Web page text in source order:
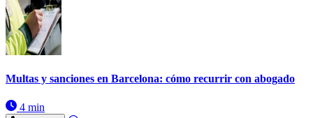
Multas y sanciones en Barcelona: cómo recurrir con abogado
4 min